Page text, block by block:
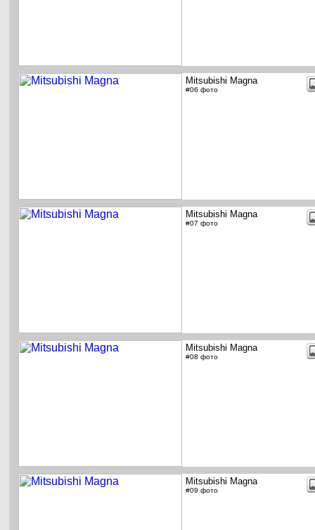
Mitsubishi Magna
#06 фото
Mitsubishi Magna
#07 фото
Mitsubishi Magna
#08 фото
Mitsubishi Magna
#09 фото